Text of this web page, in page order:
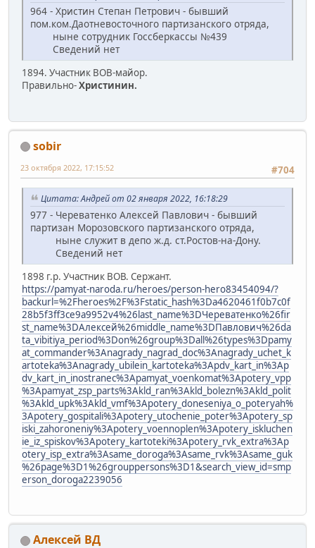
964 - Христин Степан Петрович - бывший
пом.ком.Даотневосточного партизанского отряда,
ныне сотрудник Госсберкассы №439
Сведений нет
1894. Участник ВОВ-майор.
Правильно-Христинин.
sobir
#704
23 октября 2022, 17:15:52
Цитата: Андрей от 02 января 2022, 16:18:29
977 - Череватенко Алексей Павлович - бывший
партизан Морозовского партизанского отряда,
ныне служит в депо ж.д. ст.Ростов-на-Дону.
Сведений нет
1898 г.р. Участник ВОВ. Сержант.
https://pamyat-naroda.ru/heroes/person-hero83454094/?
backurl=%2Fheroes%2F%3Fstatic_hash%3Da4620461f0b7c0f
28b5f3ff3ce9a9952v4%26last_name%3DЧереватенко%26fir
st_name%3DАлексей%26middle_name%3DПавлович%26da
ta_vibitiya_period%3Don%26group%3Dall%26types%3Dpamy
at_commander%3Anagrady_nagrad_doc%3Anagrady_uchet_k
artoteka%3Anagrady_ubilein_kartoteka%3Apdv_kart_in%3Ap
dv_kart_in_inostranec%3Apamyat_voenkomat%3Apotery_vpp
%3Apamyat_zsp_parts%3Akld_ran%3Akld_bolezn%3Akld_polit
%3Akld_upk%3Akld_vmf%3Apotery_doneseniya_o_poteryah%
3Apotery_gospitali%3Apotery_utochenie_poter%3Apotery_sp
iski_zahoroneniy%3Apotery_voennoplen%3Apotery_iskluchen
ie_iz_spiskov%3Apotery_kartoteki%3Apotery_rvk_extra%3Ap
otery_isp_extra%3Asame_doroga%3Asame_rvk%3Asame_guk
%26page%3D1%26grouppersons%3D1&search_view_id=smp
erson_doroga2239056
Алексей ВД